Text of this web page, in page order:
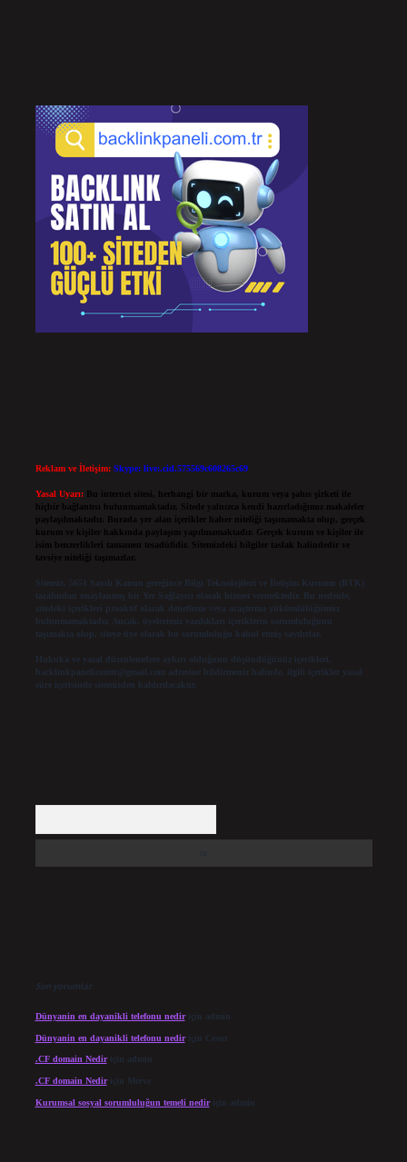
Reklam ve İletişim: Skype: live:.cid.575569c608265c69
Yasal Uyarı:
Bu internet sitesi, herhangi bir marka, kurum veya şahıs şirketi ile
hiçbir bağlantısı bulunmamaktadır. Sitede yalnızca kendi hazırladığımız makaleler
paylaşılmaktadır. Burada yer alan içerikler haber niteliği taşımamakta olup, gerçek
kurum ve kişiler hakkında paylaşım yapılmamaktadır. Gerçek kurum ve kişiler ile
isim benzerlikleri tamamen tesadüfidir. Sitemizdeki bilgiler taslak halindedir ve
tavsiye niteliği taşımazlar.
Sitemiz, 5651 Sayılı Kanun gereğince Bilgi Teknolojileri ve İletişim Kurumu (BTK)
tarafından onaylanmış bir Yer Sağlayıcı olarak hizmet vermektedir. Bu nedenle,
sitedeki içerikleri proaktif olarak denetleme veya araştırma yükümlülüğümüz
bulunmamaktadır. Ancak, üyelerimiz yazdıkları içeriklerin sorumluluğunu
taşımakta olup, siteye üye olarak bu sorumluluğu kabul etmiş sayılırlar.
Hukuka ve yasal düzenlemelere aykırı olduğunu düşündüğünüz içerikleri,
backlinkpanelicomtr@gmail.comadresine bildirmeniz halinde, ilgili içerikler yasal
süre içerisinde sitemizden kaldırılacaktır.
Son yorumlar
Dünyanin en dayanikli telefonu nediriçin admin
Dünyanin en dayanikli telefonu nediriçin Cesur
.CF domain Nediriçin admin
.CF domain Nediriçin Merve
Kurumsal sosyal sorumluluğun temeli nediriçin admin